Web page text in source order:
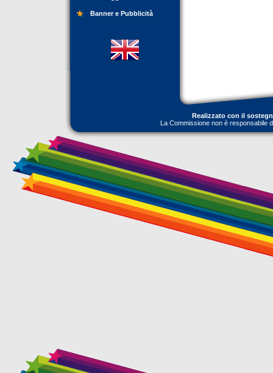
Banner e Pubblicità
Realizzato con il
La Commissione non è responsabile